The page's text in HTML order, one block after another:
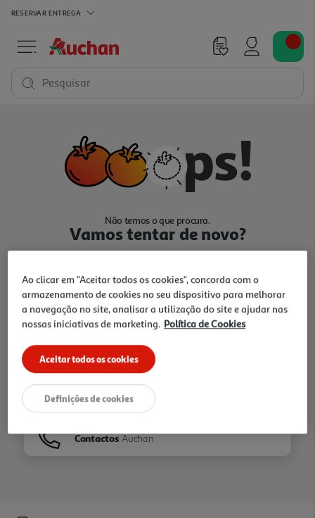
RESERVAR ENTREGA
Pesquisar
Não temos o que procura.
Vamos tentar de novo?
Ir para Homepage
Folhetos
Contactos Auchan
Ao clicar em "Aceitar todos os cookies", concorda com o
armazenamento de cookies no seu dispositivo para melhorar
a navegação no site, analisar a utilização do site e ajudar nas
nossas iniciativas de marketing. Política de Cookies
Aceitar todos os cookies
Definições de cookies